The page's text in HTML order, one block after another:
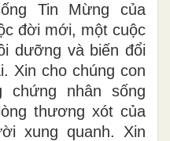
Tin Mừng của
đời mới, một cuộc
dưỡng và biến đổi
Xin cho chúng con
chứng nhân sống
thương xót của
xung quanh. Xin